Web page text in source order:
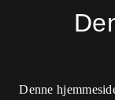
Denne